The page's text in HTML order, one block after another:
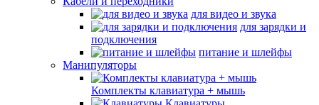
для видео и звука
для зарядки и
подключения
питание и шлейфы
Манипуляторы
Комплекты клавиатура + мышь